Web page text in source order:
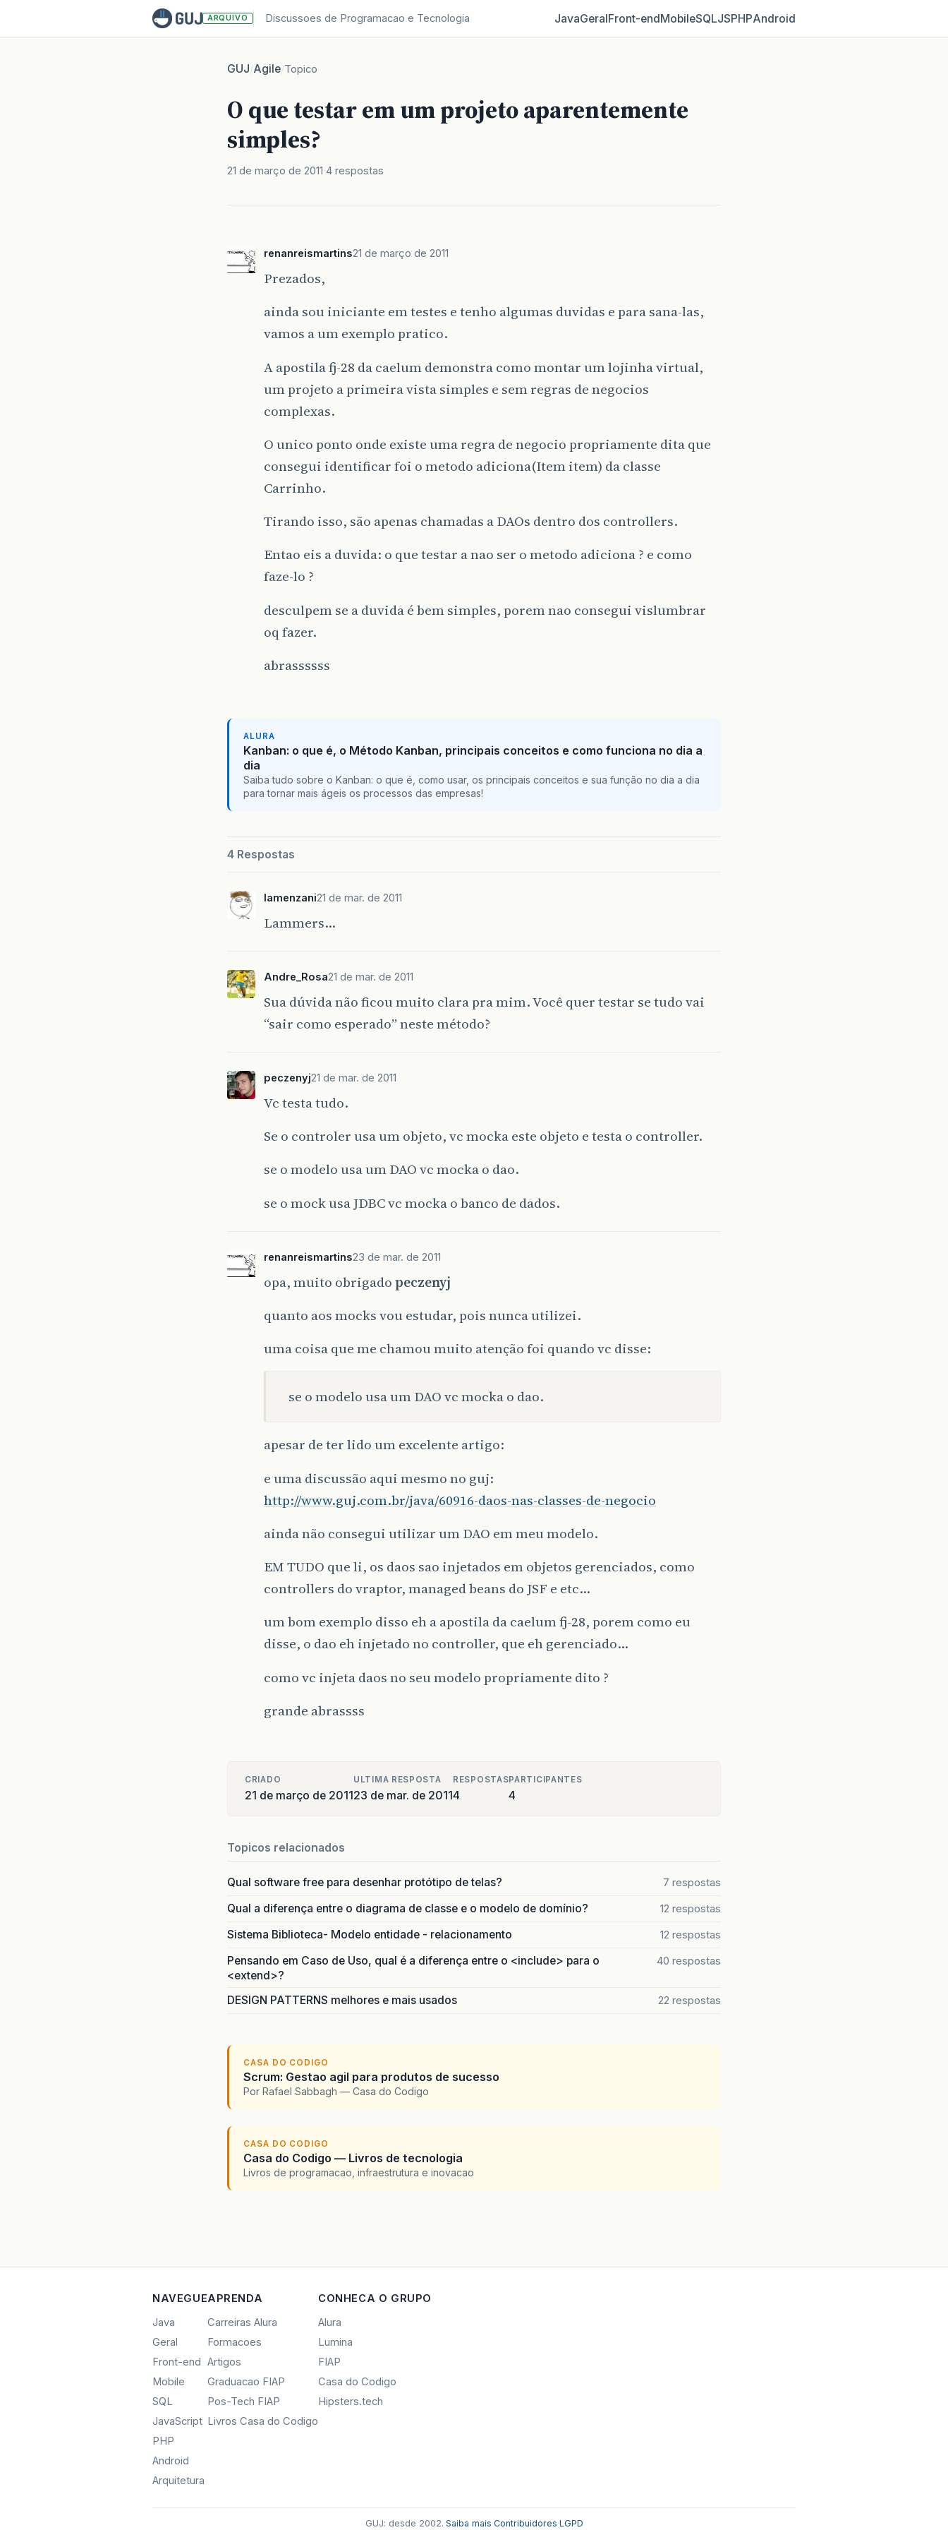
ARQUIVO Discussoes de Programacao e Tecnologia JavaGeralFront‑endMobileSQLJSPHPAndroid
GUJ/Agile/Topico
O que testar em um projeto aparentemente
simples?
21 de março de 2011 4 respostas
renanreismartins21 de março de 2011
Prezados,
ainda sou iniciante em testes e tenho algumas duvidas e para sana-las,
vamos a um exemplo pratico.
A apostila fj-28 da caelum demonstra como montar um lojinha virtual,
um projeto a primeira vista simples e sem regras de negocios
complexas.
O unico ponto onde existe uma regra de negocio propriamente dita que
consegui identificar foi o metodo adiciona(Item item) da classe
Carrinho.
Tirando isso, são apenas chamadas a DAOs dentro dos controllers.
Entao eis a duvida: o que testar a nao ser o metodo adiciona ? e como
faze-lo ?
desculpem se a duvida é bem simples, porem nao consegui vislumbrar
oq fazer.
abrassssss
ALURA
Kanban: o que é, o Método Kanban, principais conceitos e como funciona no dia a
dia
Saiba tudo sobre o Kanban: o que é, como usar, os principais conceitos e sua função no dia a dia
para tornar mais ágeis os processos das empresas!
4 Respostas
lamenzani21 de mar. de 2011
Lammers…
Andre_Rosa21 de mar. de 2011
Sua dúvida não ficou muito clara pra mim. Você quer testar se tudo vai
“sair como esperado” neste método?
peczenyj21 de mar. de 2011
Vc testa tudo.
Se o controler usa um objeto, vc mocka este objeto e testa o controller.
se o modelo usa um DAO vc mocka o dao.
se o mock usa JDBC vc mocka o banco de dados.
renanreismartins23 de mar. de 2011
opa, muito obrigadopeczenyj
quanto aos mocks vou estudar, pois nunca utilizei.
uma coisa que me chamou muito atenção foi quando vc disse:
se o modelo usa um DAO vc mocka o dao.
apesar de ter lido um excelente artigo:
e uma discussão aqui mesmo no guj:
http://www.guj.com.br/java/60916-daos-nas-classes-de-negocio
ainda não consegui utilizar um DAO em meu modelo.
EM TUDO que li, os daos sao injetados em objetos gerenciados, como
controllers do vraptor, managed beans do JSF e etc…
um bom exemplo disso eh a apostila da caelum fj-28, porem como eu
disse, o dao eh injetado no controller, que eh gerenciado…
como vc injeta daos no seu modelo propriamente dito ?
grande abrassss
CRIADO
21 de março de 2011
ULTIMA RESPOSTA
23 de mar. de 2011
RESPOSTAS
4
PARTICIPANTES
4
Topicos relacionados
Qual software free para desenhar protótipo de telas? 7 respostas
Qual a diferença entre o diagrama de classe e o modelo de domínio? 12 respostas
Sistema Biblioteca- Modelo entidade - relacionamento 12 respostas
Pensando em Caso de Uso, qual é a diferença entre o <include> para o
<extend>?
40 respostas
DESIGN PATTERNS melhores e mais usados 22 respostas
CASA DO CODIGO
Scrum: Gestao agil para produtos de sucesso
Por Rafael Sabbagh — Casa do Codigo
CASA DO CODIGO
Casa do Codigo — Livros de tecnologia
Livros de programacao, infraestrutura e inovacao
NAVEGUE
Java
Geral
Front-end
Mobile
SQL
JavaScript
PHP
Android
Arquitetura
APRENDA
Carreiras Alura
Formacoes
Artigos
Graduacao FIAP
Pos-Tech FIAP
Livros Casa do Codigo
CONHECA O GRUPO
Alura
Lumina
FIAP
Casa do Codigo
Hipsters.tech
GUJ: desde 2002.·Saiba mais·Contribuidores·LGPD